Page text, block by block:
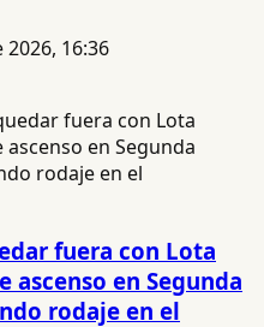
16:36
fuera con Lota
ascenso en Segunda
rodaje en el